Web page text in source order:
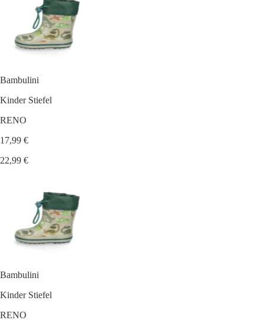
Bambulini
Kinder Stiefel
RENO
17,99 €
22,99 €
Bambulini
Kinder Stiefel
RENO